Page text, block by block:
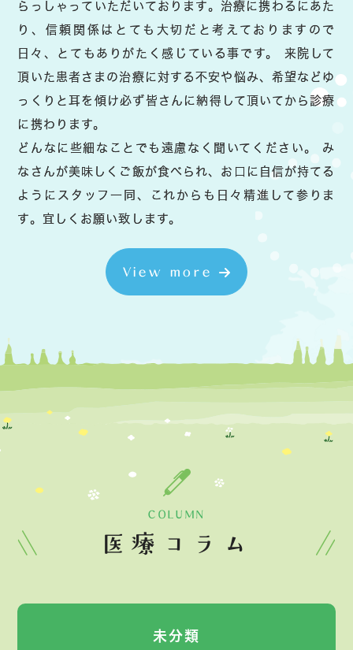
らっしゃっていただいております。治療に携わるにあた
り、信頼関係はとても大切だと考えておりますので
日々、とてもありがたく感じている事です。 来院して
頂いた患者さまの治療に対する不安や悩み、希望などゆ
っくりと耳を傾け必ず皆さんに納得して頂いてから診療
に携わります。
どんなに些細なことでも遠慮なく聞いてください。 み
なさんが美味しくご飯が食べられ、お口に自信が持てる
ようにスタッフ一同、これからも日々精進して参りま
す。宜しくお願い致します。
View more
COLUMN
医療コラム
未分類